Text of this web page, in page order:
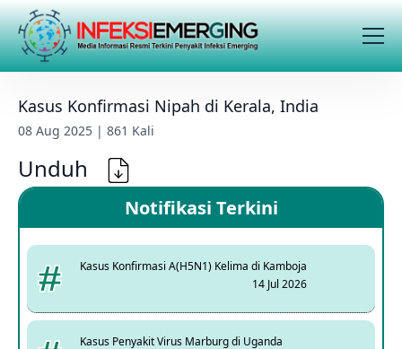
Kasus Konfirmasi Nipah di Kerala, India
08 Aug 2025 | 861 Kali
Unduh
Notifikasi Terkini
Kasus Konfirmasi A(H5N1) Kelima di Kamboja
14 Jul 2026
Kasus Penyakit Virus Marburg di Uganda